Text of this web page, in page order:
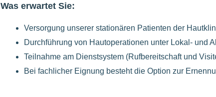
Was erwartet Sie:
Versorgung unserer stationären Patienten der
Durchführung von Hautoperationen unter Lokal- und
Teilnahme am Dienstsystem (Rufbereitschaft und
Bei fachlicher Eignung besteht die Option zur